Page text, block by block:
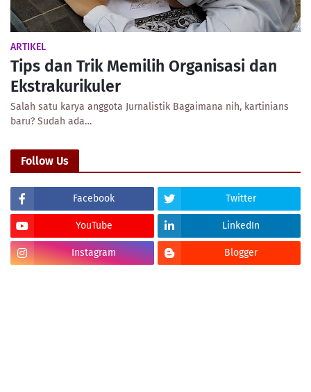
ARTIKEL
Tips dan Trik Memilih Organisasi dan
Ekstrakurikuler
Salah satu karya anggota Jurnalistik Bagaimana nih, kartinians
baru? Sudah ada…
Follow Us
Facebook Twitter
YouTube LinkedIn
Instagram Blogger